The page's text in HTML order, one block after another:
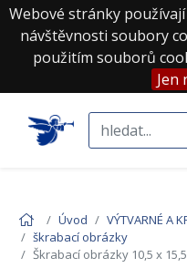
Webové stránky
návštěvnosti soubory
použitím souborů
Jen
Úvod
VÝTVARNÉ A
škrabací obrázky
Škrabací obrázky 10,5 x